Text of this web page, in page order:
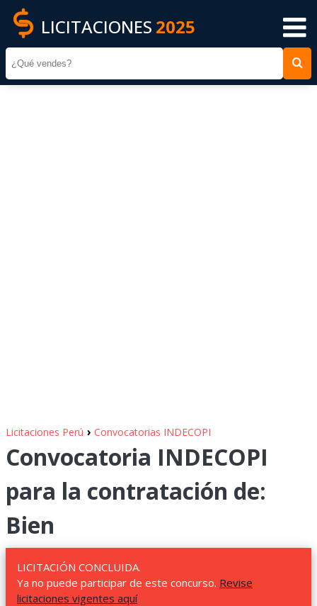
LICITACIONES 2025
Licitaciones Perú › Convocatorias INDECOPI
Convocatoria INDECOPI
para la contratación de:
Bien
LICITACIÓN CONCLUIDA.
Ya no puede participar de este concurso. Revise
licitaciones vigentes aquí